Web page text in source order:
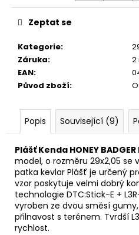
Kategorie:
Záruka:
2
EAN:
Původ zboží:
Zeptat se
Popis Související (9)
Plášť Kenda HONEY BADGER
model, o rozměru 29x2,05 se
patka kevlar Plášť je určený
vzor poskytuje velmi dobrý
technologie DTC:Stick-E +
vyroben ze dvou směsí
přilnavost s terénem. Tvrdší
rychlost.
o
p
u
č
u